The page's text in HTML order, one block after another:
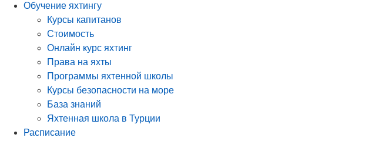
Обучение яхтингу
Курсы капитанов
Стоимость
Онлайн курс яхтинг
Права на яхты
Программы яхтенной школы
Курсы безопасности на море
База знаний
Яхтенная школа в Турции
Расписание